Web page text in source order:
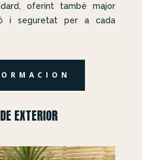
oferint també major
i seguretat per a cada
EXTERIOR